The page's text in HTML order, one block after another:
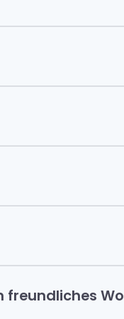
freundliches